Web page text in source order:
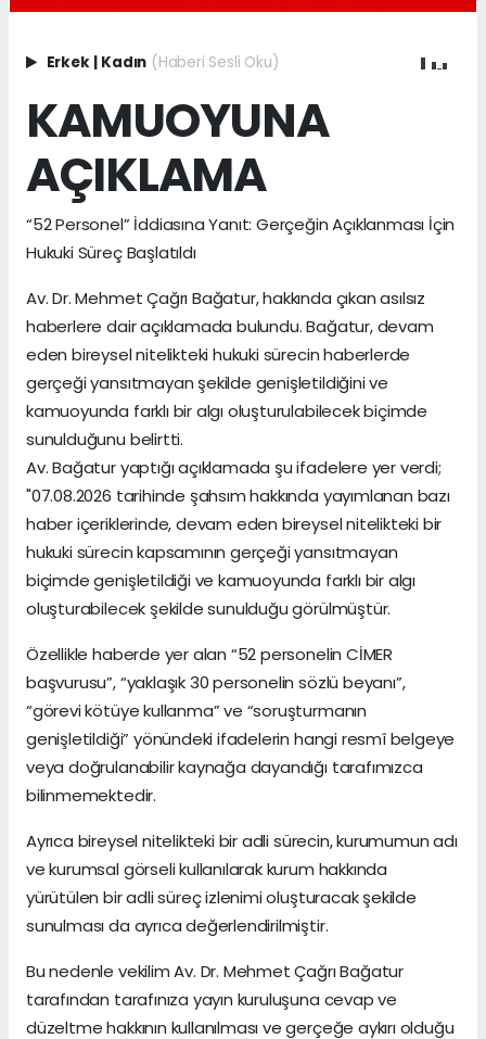
Erkek | Kadın (Haberi Sesli Oku)
KAMUOYUNA
AÇIKLAMA
“52 Personel” İddiasına Yanıt: Gerçeğin Açıklanması İçin
Hukuki Süreç Başlatıldı
Av. Dr. Mehmet Çağrı Bağatur, hakkında çıkan asılsız
haberlere dair açıklamada bulundu. Bağatur, devam
eden bireysel nitelikteki hukuki sürecin haberlerde
gerçeği yansıtmayan şekilde genişletildiğini ve
kamuoyunda farklı bir algı oluşturulabilecek biçimde
sunulduğunu belirtti.
Av. Bağatur yaptığı açıklamada şu ifadelere yer verdi;
"07.08.2026 tarihinde şahsım hakkında yayımlanan bazı
haber içeriklerinde, devam eden bireysel nitelikteki bir
hukuki sürecin kapsamının gerçeği yansıtmayan
biçimde genişletildiği ve kamuoyunda farklı bir algı
oluşturabilecek şekilde sunulduğu görülmüştür.
Özellikle haberde yer alan “52 personelin CİMER
başvurusu”, “yaklaşık 30 personelin sözlü beyanı”,
“görevi kötüye kullanma” ve “soruşturmanın
genişletildiği” yönündeki ifadelerin hangi resmî belgeye
veya doğrulanabilir kaynağa dayandığı tarafımızca
bilinmemektedir.
Ayrıca bireysel nitelikteki bir adli sürecin, kurumumun adı
ve kurumsal görseli kullanılarak kurum hakkında
yürütülen bir adli süreç izlenimi oluşturacak şekilde
sunulması da ayrıca değerlendirilmiştir.
Bu nedenle vekilim Av. Dr. Mehmet Çağrı Bağatur
tarafından tarafınıza yayın kuruluşuna cevap ve
düzeltme hakkının kullanılması ve gerçeğe aykırı olduğu